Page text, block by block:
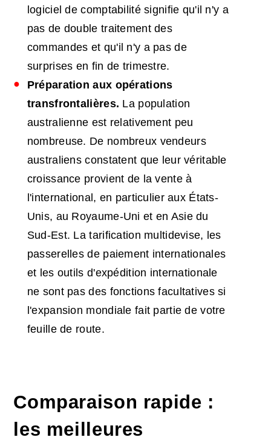
logiciel de comptabilité signifie qu'il n'y a
pas de double traitement des
commandes et qu'il n'y a pas de
surprises en fin de trimestre.
Préparation aux opérations
transfrontalières. La population
australienne est relativement peu
nombreuse. De nombreux vendeurs
australiens constatent que leur véritable
croissance provient de la vente à
l'international, en particulier aux États-
Unis, au Royaume-Uni et en Asie du
Sud-Est. La tarification multidevise, les
passerelles de paiement internationales
et les outils d'expédition internationale
ne sont pas des fonctions facultatives si
l'expansion mondiale fait partie de votre
feuille de route.
Comparaison rapide :
les meilleures